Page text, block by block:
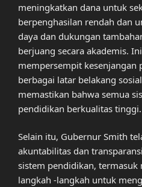
meningkatkan dana untuk
berpenghasilan rendah dan
daya dan dukungan
berjuang secara akademis.
mempersempit kesenjangan
berbagai latar belakang
memastikan bahwa semua
pendidikan berkualitas tinggi.
Selain itu, Gubernur Smith
akuntabilitas dan
sistem pendidikan,
langkah -langkah untuk